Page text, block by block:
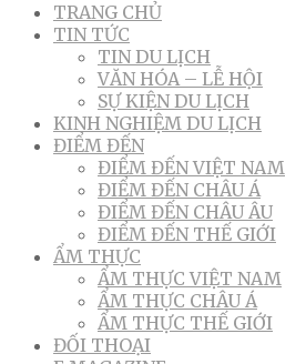
TRANG CHỦ
TIN TỨC
TIN DU LỊCH
VĂN HÓA – LỄ HỘI
SỰ KIỆN DU LỊCH
KINH NGHIỆM DU LỊCH
ĐIỂM ĐẾN
ĐIỂM ĐẾN VIỆT NAM
ĐIỂM ĐẾN CHÂU Á
ĐIỂM ĐẾN CHÂU ÂU
ĐIỂM ĐẾN THẾ GIỚI
ẨM THỰC
ẨM THỰC VIỆT NAM
ẨM THỰC CHÂU Á
ẨM THỰC THẾ GIỚI
ĐỐI THOẠI